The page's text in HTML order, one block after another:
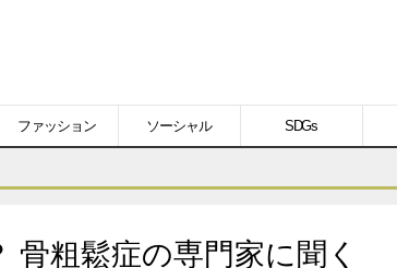
ファッション ソーシャル SDGs
粗鬆症の専門家に聞く